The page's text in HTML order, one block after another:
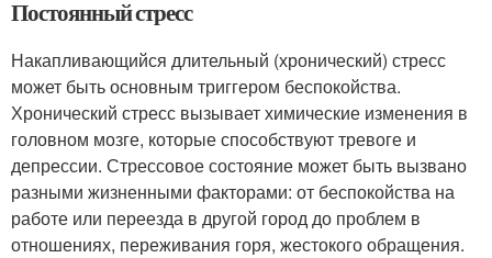
Постоянный стресс
Накапливающийся длительный (хронический) стресс
может быть основным триггером беспокойства.
Хронический стресс вызывает химические изменения в
головном мозге, которые способствуют тревоге и
депрессии. Стрессовое состояние может быть вызвано
разными жизненными факторами: от беспокойства на
работе или переезда в другой город до проблем в
отношениях, переживания горя, жестокого обращения.